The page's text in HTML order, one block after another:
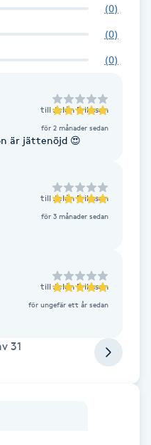
(0)
(0)
(0)
till Jelén Eriksson
för 2 månader sedan
är jättenöjd 😍
till Jelén Eriksson
för 3 månader sedan
till Jelén Eriksson
för ungefär ett år sedan
31